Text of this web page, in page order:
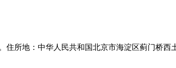
所地：中华人民共和国北京市海淀区蓟门桥西